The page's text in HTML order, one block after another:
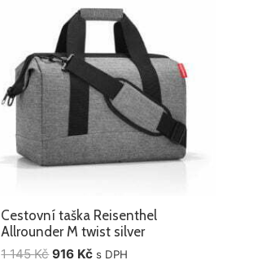
Cestovní taška Reisenthel
Allrounder M twist silver
1 145Kč
145 Kč.
916 Kč
916 Kč.
s DPH